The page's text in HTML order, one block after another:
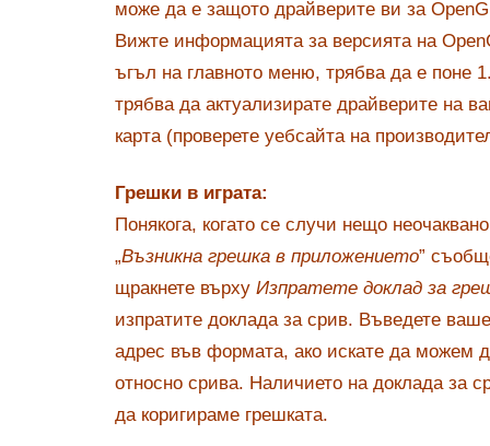
може да е защото драйверите ви за
Вижте информацията за версията на
ъгъл на главното меню, трябва да е поне
трябва да актуализирате драйверите на
карта (проверете уебсайта на
Грешки в играта:
Понякога, когато се случи нещо
„Възникна грешка в приложението”
щракнете върху Изпратете доклад за
изпратите доклада за срив. Въведете
адрес във формата, ако искате да можем
относно срива. Наличието на доклада за
да коригираме грешката.